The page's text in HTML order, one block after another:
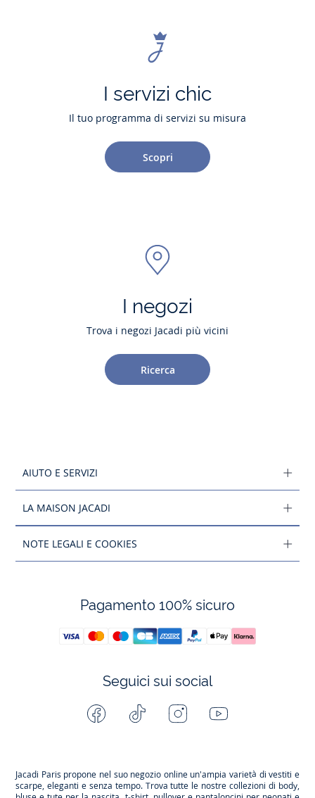
I servizi chic
Il tuo programma di servizi su misura
Scopri
I negozi
Trova i negozi Jacadi più vicini
Ricerca
AIUTO E SERVIZI
LA MAISON JACADI
NOTE LEGALI E COOKIES
Pagamento 100% sicuro
Seguici sui social
Facebook Tiktok InstagramYoutube
Jacadi Paris propone nel suo negozio online un'ampia varietà di vestiti e
scarpe, eleganti e senza tempo. Trova tutte le nostre collezioni di body,